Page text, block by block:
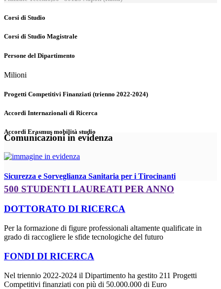
Corsi di Studio
Corsi di Studio Magistrale
Persone del Dipartimento
Milioni
Progetti Competitivi Finanziati (trienno 2022-2024)
Accordi Internazionali di Ricerca
Accordi Erasmus mobilità studio
Comunicazioni in evidenza
Sicurezza e Sorveglianza Sanitaria per i Tirocinanti
500 STUDENTI LAUREATI PER ANNO
DOTTORATO DI RICERCA
Per la formazione di figure professionali altamente qualificate in
grado di raccogliere le sfide tecnologiche del futuro
FONDI DI RICERCA
Nel triennio 2022-2024 il Dipartimento ha gestito 211 Progetti
Competitivi finanziati con più di 50.000.000 di Euro